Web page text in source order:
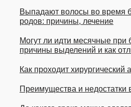
Выпадают волосы во время
родов: причины, лечение
Могут ли идти месячные при
причины выделений и как
Как проходит хирургический
Преимущества и недостатки